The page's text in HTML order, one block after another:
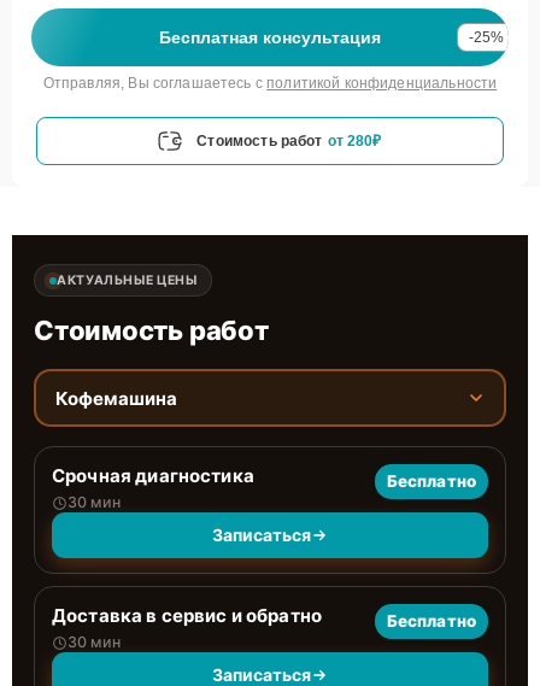
Бесплатная консультация -25%
Отправляя, Вы соглашаетесь с политикой конфиденциальности
Стоимость работ от 280₽
АКТУАЛЬНЫЕ ЦЕНЫ
Стоимость работ
Кофемашина
Срочная диагностика
30 мин
Бесплатно
Записаться
Доставка в сервис и обратно
30 мин
Бесплатно
Записаться